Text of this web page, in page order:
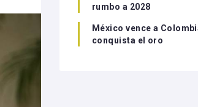
rumbo a 2028
México vence a
conquista el oro